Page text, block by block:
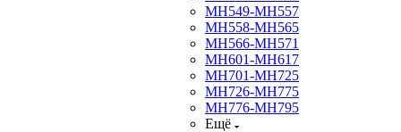
МН549-МН557
МН558-МН565
МН566-МН571
МН601-МН617
МН701-МН725
МН726-МН775
МН776-МН795
Ещё